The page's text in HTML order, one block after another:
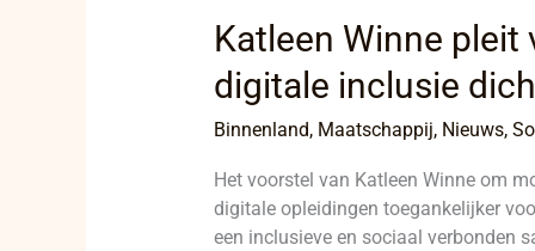
Katleen Winne
digitale inclusie
Binnenland, Maatschappij, Nieuws,
Het voorstel van Katleen Winne om
digitale opleidingen toegankelijker
een inclusieve en sociaal verbonden